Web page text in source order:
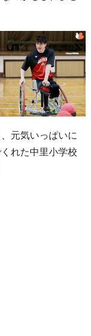
元気いっぱいに
れた中里小学校